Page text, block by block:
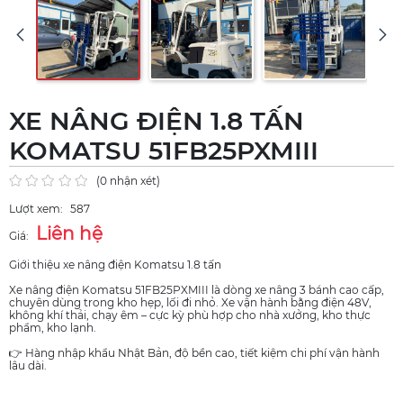
XE NÂNG ĐIỆN 1.8 TẤN
KOMATSU 51FB25PXMIII
(0 nhận xét)
Lượt xem: 587
Giá:
Liên hệ
Giới thiệu xe nâng điện Komatsu 1.8 tấn
Xe nâng điện Komatsu 51FB25PXMIII là dòng xe nâng 3 bánh cao cấp,
chuyên dùng trong kho hẹp, lối đi nhỏ. Xe vận hành bằng điện 48V,
không khí thải, chạy êm – cực kỳ phù hợp cho nhà xưởng, kho thực
phẩm, kho lạnh.
👉 Hàng nhập khẩu Nhật Bản, độ bền cao, tiết kiệm chi phí vận hành
lâu dài.